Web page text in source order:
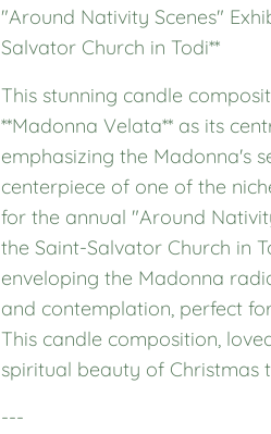
"Around Nativity Scenes"
Salvator Church in Todi**
This stunning candle
**Madonna Velata** as its
emphasizing the Madonna's
centerpiece of one of the
for the annual "Around
the Saint-Salvator Church in
enveloping the Madonna
and contemplation, perfect
This candle composition,
spiritual beauty of Christmas
---